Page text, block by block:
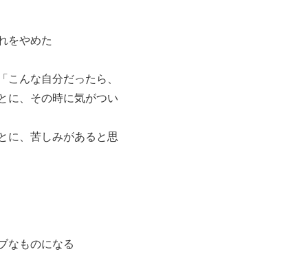
をやめた
んな自分だったら、
に、その時に気がつい
に、苦しみがあると思
なものになる